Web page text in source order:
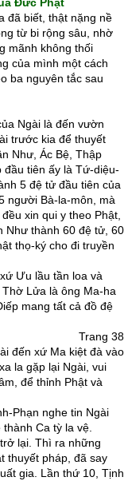
đã biết, thật nặng nề
từ bi rộng sâu, nhờ
mãnh không thối
của mình một cách
ba nguyên tắc sau
Ngài là đến vườn
trước kia để thuyết
Như, Ác Bệ, Thập
đầu tiên ấy là Tứ-diệu-
5 đệ tử đầu tiên của
người Bà-la-môn, mà
xin qui y theo Phật,
Như thành 60 đệ tử, 60
thọ-ký cho đi truyền
Ưu lầu tần loa và
Lửa là ông Ma-ha
mang tất cả đồ đệ
Trang 38
đến xứ Ma kiệt đà vào
la gặp lại Ngài, vui
để thỉnh Phật và
Phạn nghe tin Ngài
Ca tỳ la vệ.
lại. Thì ra những
thuyết pháp, đã say
gia. Lần thứ 10, Tịnh